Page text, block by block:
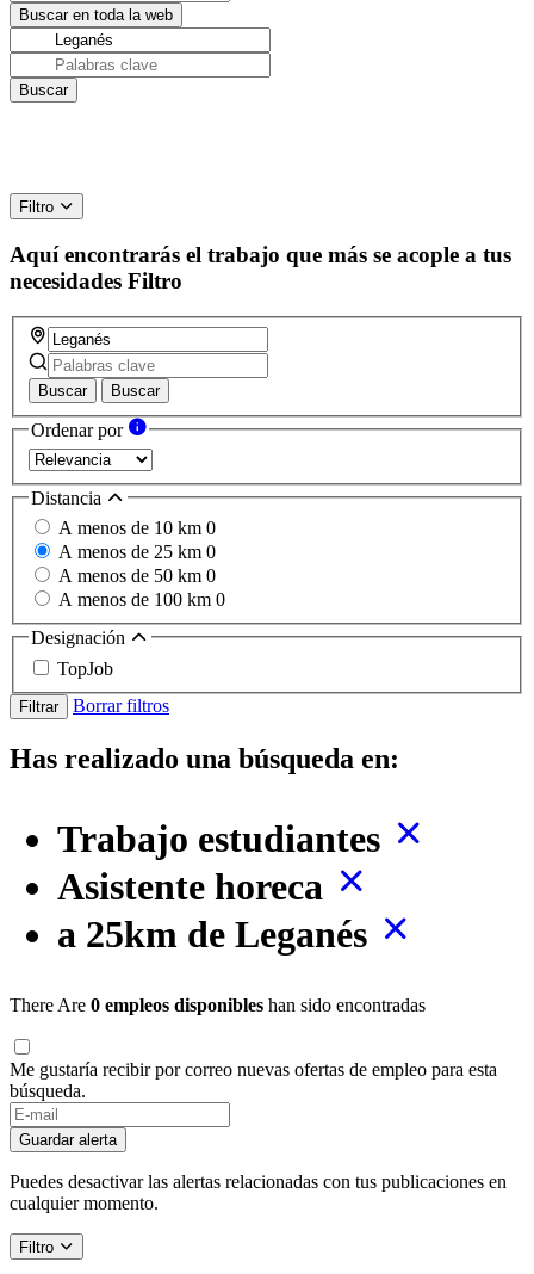
Filtro
Aquí encontrarás el trabajo que más se acople a tus
necesidades Filtro
Buscar Buscar
Ordenar por
Distancia
A menos de 10 km 0
A menos de 25 km 0
A menos de 50 km 0
A menos de 100 km 0
Designación
TopJob
Filtrar Borrar filtros
Has realizado una búsqueda en:
Trabajo estudiantes
Asistente horeca
a 25km de Leganés
There Are 0 empleos disponibles han sido encontradas
Me gustaría recibir por correo nuevas ofertas de empleo para esta
búsqueda.
If
you
are
a
human,
ignore
this
field
Guardar alerta
Puedes desactivar las alertas relacionadas con tus publicaciones en
cualquier momento.
Filtro